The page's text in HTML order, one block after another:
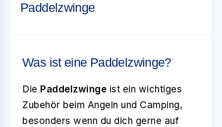
Paddelzwinge
Was ist eine Paddelzwinge?
Die Paddelzwinge ist ein wichtiges
Zubehör beim Angeln und Camping,
besonders wenn du dich gerne auf